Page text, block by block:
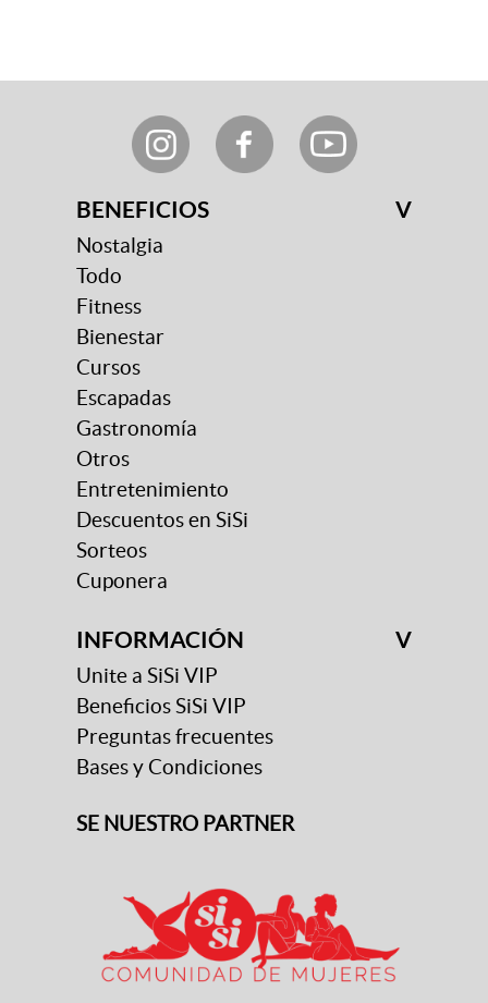
BENEFICIOS V
Nostalgia
Todo
Fitness
Bienestar
Cursos
Escapadas
Gastronomía
Otros
Entretenimiento
Descuentos en SiSi
Sorteos
Cuponera
INFORMACIÓN V
Unite a SiSi VIP
Beneficios SiSi VIP
Preguntas frecuentes
Bases y Condiciones
SE NUESTRO PARTNER